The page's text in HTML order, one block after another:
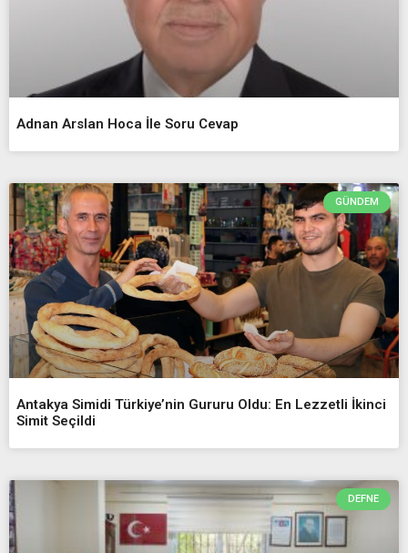
Adnan Arslan Hoca İle Soru Cevap
GÜNDEM
Antakya Simidi Türkiye’nin Gururu Oldu: En Lezzetli İkinci
Simit Seçildi
DEFNE